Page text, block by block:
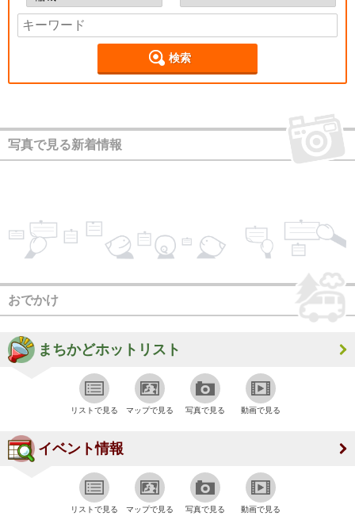
検索
写真で見る新着情報
おでかけ
まちかどホットリスト
リストで見る マップで見る 写真で見る 動画で見る
イベント情報
リストで見る マップで見る 写真で見る 動画で見る